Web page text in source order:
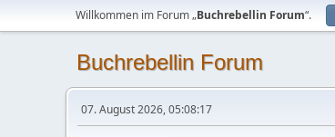
Willkommen im Forum „Buchrebellin Forum“.
Buchrebellin Forum
07. August 2026, 05:08:17